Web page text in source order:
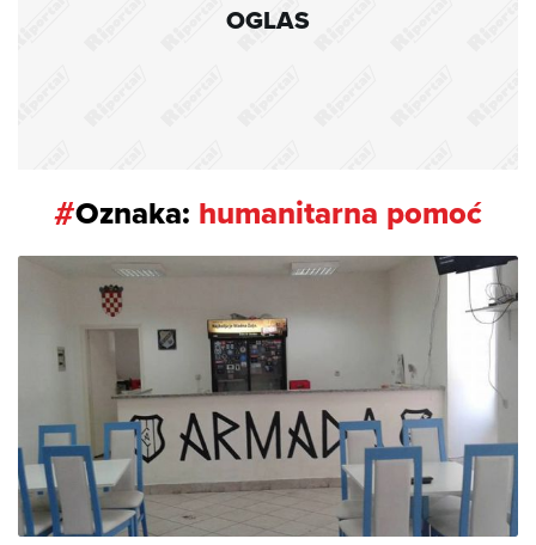
OGLAS
#Oznaka: humanitarna pomoć